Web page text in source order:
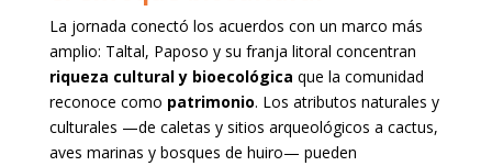
La jornada conectó los acuerdos con un marco más
amplio: Taltal, Paposo y su franja litoral concentran
riqueza cultural y bioecológica que la comunidad
reconoce como patrimonio. Los atributos naturales y
culturales —de caletas y sitios arqueológicos a cactus,
aves marinas y bosques de huiro— pueden